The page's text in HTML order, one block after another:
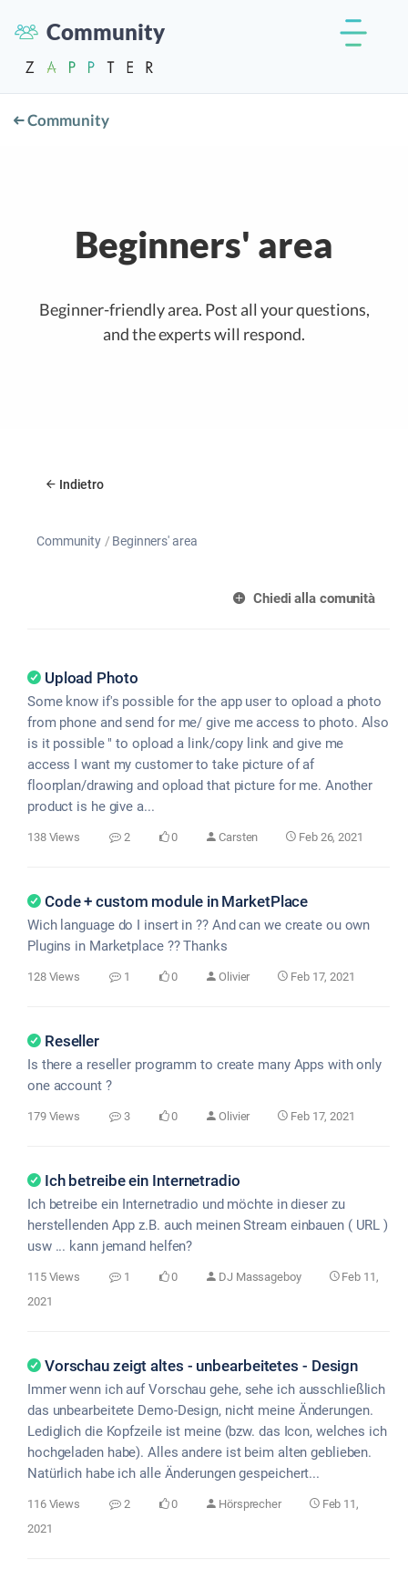
Community
Community
Beginners' area
Beginner-friendly area. Post all your questions,
and the experts will respond.
Indietro
Community Beginners' area
Chiedi alla comunità
Upload Photo
Some know if's possible for the app user to opload a photo
from phone and send for me/ give me access to photo. Also
is it possible " to opload a link/copy link and give me
access I want my customer to take picture of af
floorplan/drawing and opload that picture for me. Another
product is he give a...
138 Views 2 0 Carsten Feb 26, 2021
Code + custom module in MarketPlace
Wich language do I insert in ?? And can we create ou own
Plugins in Marketplace ?? Thanks
128 Views 1 0 Olivier Feb 17, 2021
Reseller
Is there a reseller programm to create many Apps with only
one account ?
179 Views 3 0 Olivier Feb 17, 2021
Ich betreibe ein Internetradio
Ich betreibe ein Internetradio und möchte in dieser zu
herstellenden App z.B. auch meinen Stream einbauen ( URL )
usw ... kann jemand helfen?
115 Views 1 0 DJ Massageboy
Feb 11,
2021
Vorschau zeigt altes - unbearbeitetes - Design
Immer wenn ich auf Vorschau gehe, sehe ich ausschließlich
das unbearbeitete Demo-Design, nicht meine Änderungen.
Lediglich die Kopfzeile ist meine (bzw. das Icon, welches ich
hochgeladen habe). Alles andere ist beim alten geblieben.
Natürlich habe ich alle Änderungen gespeichert...
116 Views 2 0 Hörsprecher
Feb 11,
2021